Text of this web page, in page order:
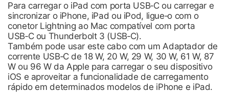
Para carregar o iPad com porta USB‑C ou carregar e
sincronizar o iPhone, iPad ou iPod, ligue‑o com o
conetor Lightning ao Mac compatível com porta
USB‑C ou Thunderbolt 3 (USB‑C).
Também pode usar este cabo com um Adaptador de
corrente USB‑C de 18 W, 20 W, 29 W, 30 W, 61 W, 87
W ou 96 W da Apple para carregar o seu dispositivo
iOS e aproveitar a funcionalidade de carregamento
rápido em determinados modelos de iPhone e iPad.